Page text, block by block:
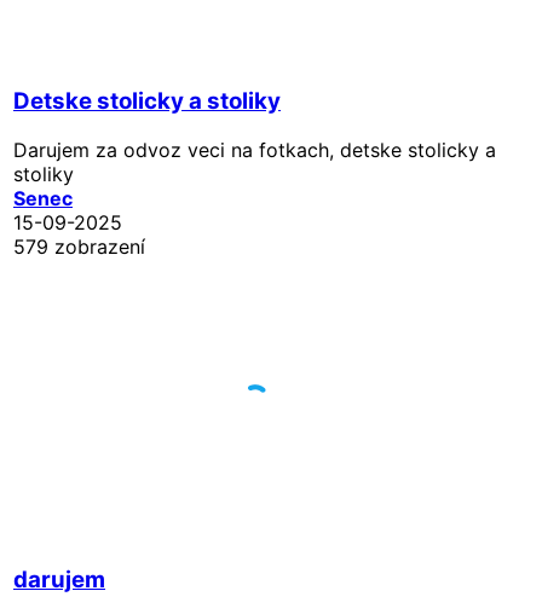
Detske stolicky a stoliky
Darujem za odvoz veci na fotkach, detske stolicky a
stoliky
Senec
15-09-2025
579 zobrazení
darujem